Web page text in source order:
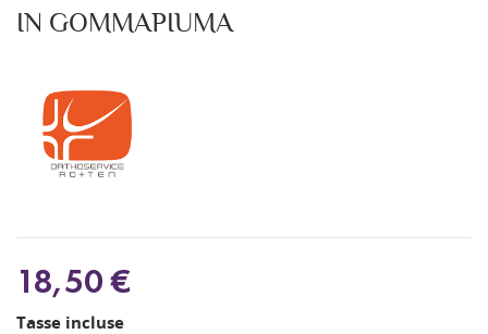
IN GOMMAPIUMA
18,50 €
Tasse incluse